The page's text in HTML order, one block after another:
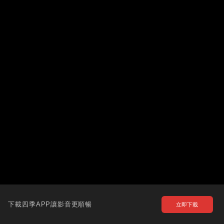
下載四季APP讓影音更順暢 立即下載